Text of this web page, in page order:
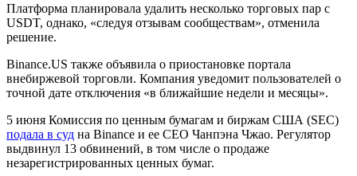
Платформа планировала удалить несколько торговых пар с
USDT, однако, «следуя отзывам сообществам», отменила
решение.
Binance.US также объявила о приостановке портала
внебиржевой торговли. Компания уведомит пользователей о
точной дате отключения «в ближайшие недели и месяцы».
5 июня Комиссия по ценным бумагам и биржам США (SEC)
подала в суд на Binance и ее CEO Чанпэна Чжао. Регулятор
выдвинул 13 обвинений, в том числе о продаже
незарегистрированных ценных бумаг.